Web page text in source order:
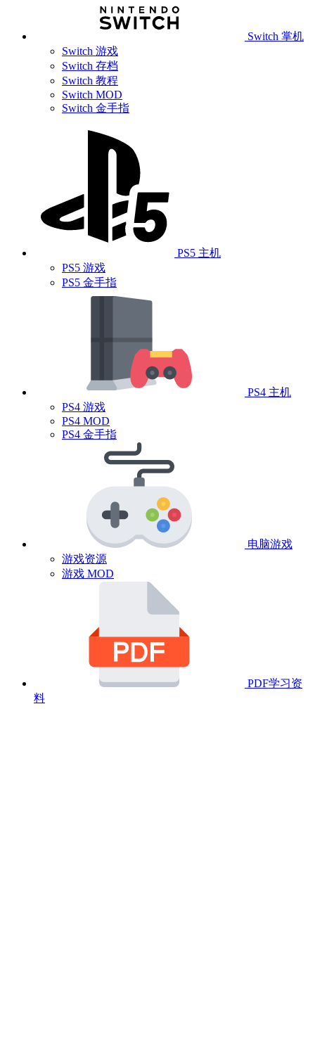
Switch 掌机
Switch 游戏
Switch 存档
Switch 教程
Switch MOD
Switch 金手指
PS5 主机
PS5 游戏
PS5 金手指
PS4 主机
PS4 游戏
PS4 MOD
PS4 金手指
电脑游戏
游戏资源
游戏 MOD
PDF学习资
料